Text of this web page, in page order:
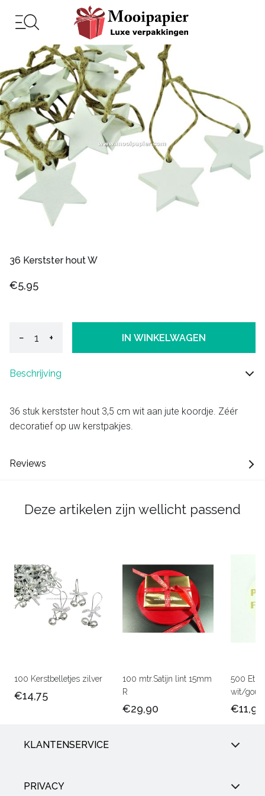
36 Kerstster hout W
€5,95
− + IN WINKELWAGEN
Beschrijving
36 stuk kerstster hout 3,5 cm wit aan jute koordje. Zéér
decoratief op uw kerstpakjes.
Reviews
Deze artikelen zijn wellicht passend
100 Kerstbelletjes zilver
€14,75
100 mtr.Satijn lint 15mm
R
€29,90
500
wit/goud
€11,90
KLANTENSERVICE
PRIVACY